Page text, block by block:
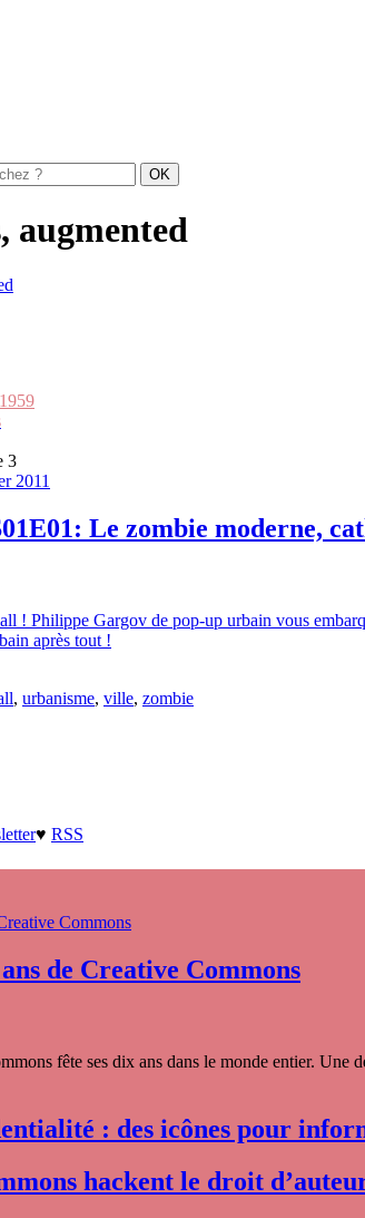
augmented
3
2011
Le zombie moderne,
! Philippe Gargov de pop-up urbain vous
après tout !
, urbanisme, ville, zombie
♥ RSS
de Creative Commons
fête ses dix ans dans le monde entier. Une
: des icônes pour
hackent le droit